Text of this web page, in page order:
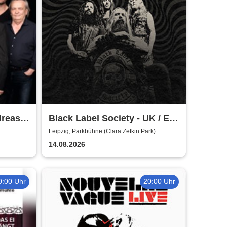
Black Label Society - UK / EU
TOUR 2026
Leipzig, Parkbühne (Clara Zetkin Park)
14.08.2026
Uhr 20:00 Uhr